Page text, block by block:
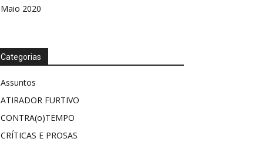
Maio 2020
Categorias
Assuntos
ATIRADOR FURTIVO
CONTRA(o)TEMPO
CRÍTICAS E PROSAS